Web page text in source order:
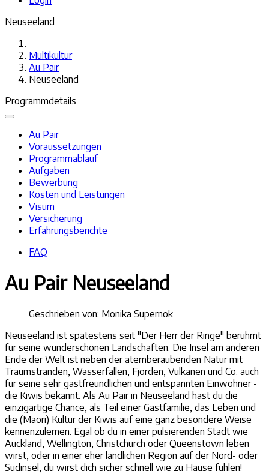
Neuseeland
Multikultur
Au Pair
Neuseeland
Programmdetails
Au Pair
Voraussetzungen
Programmablauf
Aufgaben
Bewerbung
Kosten und Leistungen
Visum
Versicherung
Erfahrungsberichte
FAQ
Au Pair Neuseeland
Geschrieben von: Monika Supernok
Neuseeland ist spätestens seit "Der Herr der Ringe" berühmt
für seine wunderschönen Landschaften. Die Insel am anderen
Ende der Welt ist neben der atemberaubenden Natur mit
Traumstränden, Wasserfällen, Fjorden, Vulkanen und Co. auch
für seine sehr gastfreundlichen und entspannten Einwohner -
die Kiwis bekannt. Als Au Pair in Neuseeland hast du die
einzigartige Chance, als Teil einer Gastfamilie, das Leben und
die (Maori) Kultur der Kiwis auf eine ganz besondere Weise
kennenzulernen. Egal ob du in einer pulsierenden Stadt wie
Auckland, Wellington, Christchurch oder Queenstown leben
wirst, oder in einer eher ländlichen Region auf der Nord- oder
Südinsel, du wirst dich sicher schnell wie zu Hause fühlen!